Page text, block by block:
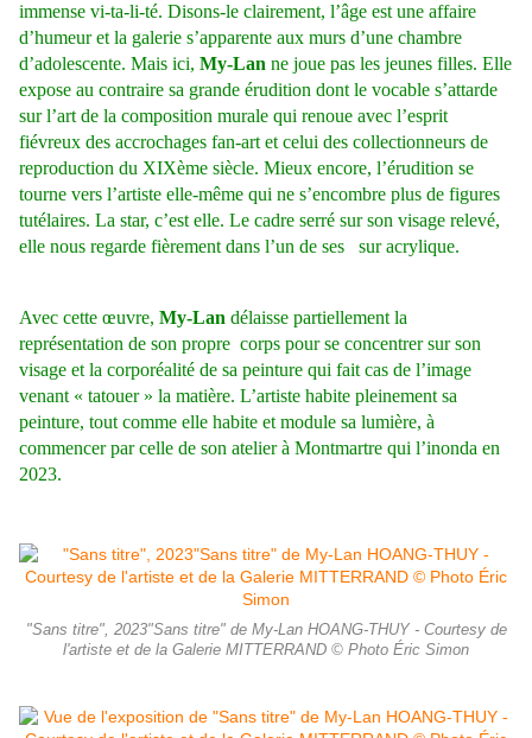
immense vi-ta-li-té. Disons-le clairement, l’âge est une affaire
d’humeur et la galerie s’apparente aux murs d’une chambre
d’adolescente. Mais ici, My-Lan ne joue pas les jeunes filles. Elle
expose au contraire sa grande érudition dont le vocable s’attarde
sur l’art de la composition murale qui renoue avec l’esprit
fiévreux des accrochages fan-art et celui des collectionneurs de
reproduction du XIXème siècle. Mieux encore, l’érudition se
tourne vers l’artiste elle-même qui ne s’encombre plus de figures
tutélaires. La star, c’est elle. Le cadre serré sur son visage relevé,
elle nous regarde fièrement dans l’un de ses sur acrylique.
Avec cette œuvre, My-Lan délaisse partiellement la
représentation de son propre corps pour se concentrer sur son
visage et la corporéalité de sa peinture qui fait cas de l’image
venant « tatouer » la matière. L’artiste habite pleinement sa
peinture, tout comme elle habite et module sa lumière, à
commencer par celle de son atelier à Montmartre qui l’inonda en
2023.
"Sans titre", 2023"Sans titre" de My-Lan HOANG-THUY - Courtesy de
l'artiste et de la Galerie MITTERRAND © Photo Éric Simon